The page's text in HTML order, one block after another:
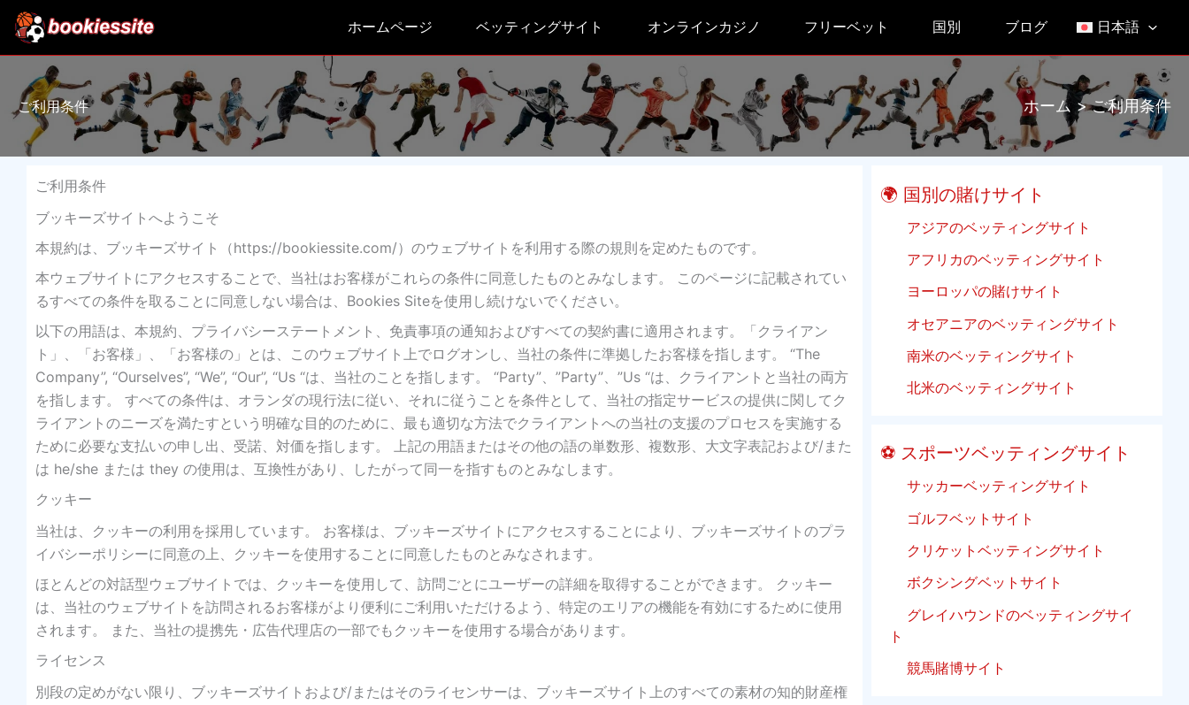
を
ホームページ ベッティングサイト オンラインカジノ フリーベット 国別 ブログ 日本語
ご利用条件 ホーム ご利用条件
ご利用条件
ブッキーズサイトへようこそ
本規約は、ブッキーズサイト（https://bookiessite.com/）のウェブサイトを利用する際の規則を定めたものです。
本ウェブサイトにアクセスすることで、当社はお客様がこれらの条件に同意したものとみなします。 このページに記載されてい
るすべての条件を取ることに同意しない場合は、Bookies Siteを使用し続けないでください。
以下の用語は、本規約、プライバシーステートメント、免責事項の通知およびすべての契約書に適用されます。「クライアン
ト」、「お客様」、「お客様の」とは、このウェブサイト上でログオンし、当社の条件に準拠したお客様を指します。 “The
Company”, “Ourselves”, “We”, “Our”, “Us “は、当社のことを指します。 “Party”、”Party”、”Us “は、クライアントと当社の両方
を指します。 すべての条件は、オランダの現行法に従い、それに従うことを条件として、当社の指定サービスの提供に関してク
ライアントのニーズを満たすという明確な目的のために、最も適切な方法でクライアントへの当社の支援のプロセスを実施する
ために必要な支払いの申し出、受諾、対価を指します。 上記の用語またはその他の語の単数形、複数形、大文字表記および/また
は he/she または they の使用は、互換性があり、したがって同一を指すものとみなします。
クッキー
当社は、クッキーの利用を採用しています。 お客様は、ブッキーズサイトにアクセスすることにより、ブッキーズサイトのプラ
イバシーポリシーに同意の上、クッキーを使用することに同意したものとみなされます。
ほとんどの対話型ウェブサイトでは、クッキーを使用して、訪問ごとにユーザーの詳細を取得することができます。 クッキー
は、当社のウェブサイトを訪問されるお客様がより便利にご利用いただけるよう、特定のエリアの機能を有効にするために使用
されます。 また、当社の提携先・広告代理店の一部でもクッキーを使用する場合があります。
ライセンス
別段の定めがない限り、ブッキーズサイトおよび/またはそのライセンサーは、ブッキーズサイト上のすべての素材の知的財産権
🌍 国別の賭けサイト
アジアのベッティングサイト
アフリカのベッティングサイト
ヨーロッパの賭けサイト
オセアニアのベッティングサイト
南米のベッティングサイト
北米のベッティングサイト
⚽ スポーツベッティングサイト
サッカーベッティングサイト
ゴルフベットサイト
クリケットベッティングサイト
ボクシングベットサイト
グレイハウンドのベッティングサイ
ト
競馬賭博サイト